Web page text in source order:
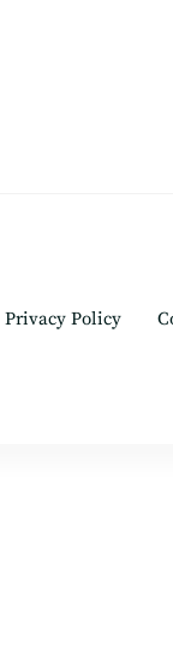
Privacy Policy